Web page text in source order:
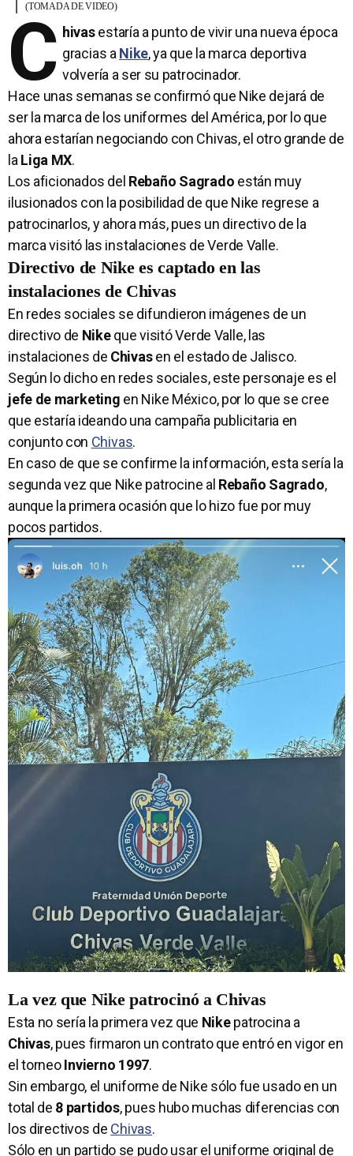
(TOMADA DE VIDEO)
C hivasestaría a punto de vivir una nueva época
gracias aNike, ya que la marca deportiva
volvería a ser su patrocinador.
Hace unas semanas se confirmó que Nike dejará de
ser la marca de los uniformes del América, por lo que
ahora estarían negociando con Chivas, el otro grande de
laLiga MX.
Los aficionados del Rebaño Sagrado están muy
ilusionados con la posibilidad de que Nike regrese a
patrocinarlos, y ahora más, pues un directivo de la
marca visitó las instalaciones de Verde Valle.
Directivo de Nike es captado en las
instalaciones de Chivas
En redes sociales se difundieron imágenes de un
directivo de Nikeque visitó Verde Valle, las
instalaciones de Chivasen el estado de Jalisco.
Según lo dicho en redes sociales, este personaje es el
jefe de marketing en Nike México, por lo que se cree
que estaría ideando una campaña publicitaria en
conjunto con Chivas.
En caso de que se confirme la información, esta sería la
segunda vez que Nike patrocine al Rebaño Sagrado,
aunque la primera ocasión que lo hizo fue por muy
pocos partidos.
La vez que Nike patrocinó a Chivas
Esta no sería la primera vez que Nikepatrocina a
Chivas, pues firmaron un contrato que entró en vigor en
el torneoInvierno 1997.
Sin embargo, el uniforme de Nike sólo fue usado en un
total de 8 partidos, pues hubo muchas diferencias con
los directivos de Chivas.
Sólo en un partido se pudo usar el uniforme original de